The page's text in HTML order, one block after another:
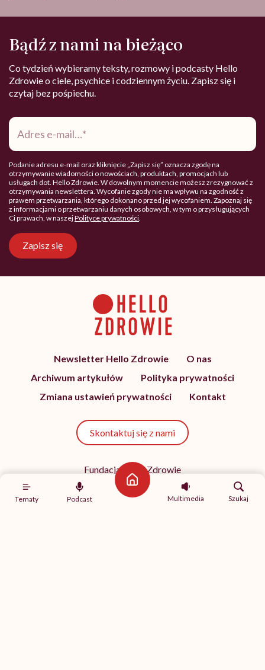
Tematy Podcast
Strona główna
Multimedia
Szukaj
Bądź z nami na bieżąco
Co tydzień wybieramy teksty, rozmowy i podcasty Hello
Zdrowie o ciele, psychice i codziennym życiu. Zapisz się i
czytaj bez pośpiechu.
Adres
mail*
Podanie adresu e-mail oraz kliknięcie „Zapisz się” oznacza zgodę na
otrzymywanie wiadomości o nowościach, produktach, promocjach lub
usługach dot. Hello Zdrowie. W dowolnym momencie możesz zrezygnować z
otrzymywania newslettera. Wycofanie zgody nie ma wpływu na zgodność z
prawem przetwarzania, którego dokonano przed jej wycofaniem. Zapoznaj się
z informacjami o przetwarzaniu danych osobowych, w tym o przysługujących
Ci prawach, w naszejPolityce prywatności
Zapisz się
Newsletter Hello Zdrowie
O nas
Archiwum artykułów
Polityka prywatności
Zmiana ustawień prywatności
Kontakt
Skontaktuj się z nami
Fundacja Hello Zdrowie
ul. Poleczki 35
02-822 Warszawa